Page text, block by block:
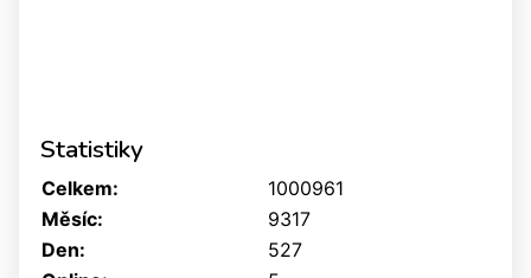
Statistiky
Celkem:
1000961
Měsíc:
9317
Den:
527